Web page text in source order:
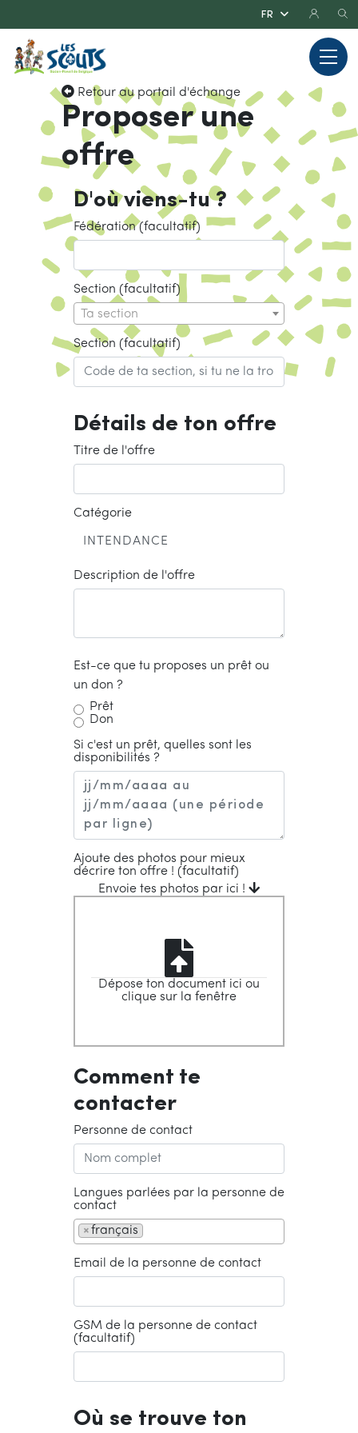
Retour au portail d'échange
Proposer une
offre
D'où viens-tu ?
Fédération (facultatif)
Section (facultatif)
Ta section
Section (facultatif)
Détails de ton offre
Titre de l'offre
Catégorie
Description de l'offre
Est-ce que tu proposes un prêt ou
un don ?
Prêt
Don
Si c'est un prêt, quelles sont les
disponibilités ?
Ajoute des photos pour mieux
décrire ton offre ! (facultatif)
Envoie tes photos par ici !
Dépose ton document ici ou
clique sur la fenêtre
Comment te
contacter
Personne de contact
Langues parlées par la personne de
contact
×français
Email de la personne de contact
GSM de la personne de contact
(facultatif)
Où se trouve ton